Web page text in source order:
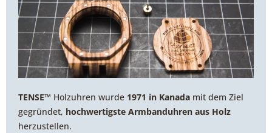
TENSE™ Holzuhren wurde 1971 in Kanada mit dem Ziel
gegründet, hochwertigste Armbanduhren aus Holz
herzustellen.